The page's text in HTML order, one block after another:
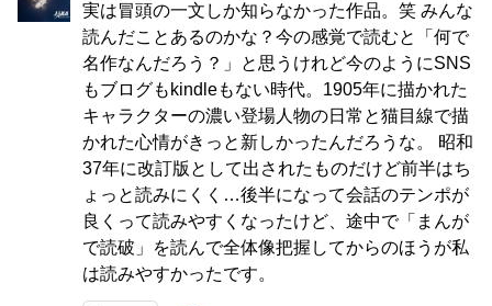
実は冒頭の一文しか知らなかった作品。笑 みんな
読んだことあるのかな？今の感覚で読むと「何で
名作なんだろう？」と思うけれど今のようにSNS
もブログもkindleもない時代。1905年に描かれた
キャラクターの濃い登場人物の日常と猫目線で描
かれた心情がきっと新しかったんだろうな。 昭和
37年に改訂版として出されたものだけど前半はち
ょっと読みにくく…後半になって会話のテンポが
良くって読みやすくなったけど、途中で「まんが
で読破」を読んで全体像把握してからのほうが私
は読みやすかったです。